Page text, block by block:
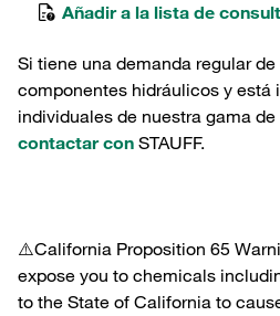
Añadir a la lista de
Si tiene una demanda regular
componentes hidráulicos y está
individuales de nuestra gama
contactar con STAUFF.
⚠️California Proposition 65
expose you to chemicals
to the State of California to